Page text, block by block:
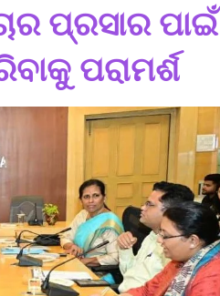
ପ୍ରସାର ପାଇଁ
ପରାମର୍ଶ